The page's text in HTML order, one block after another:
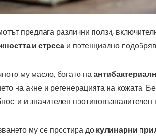
предлага различни ползи,
и стреса и потенциално
му масло, богато на
на акне и регенерацията на кожата.
и значителен противовъзпалителен
му се простира до кулинарни